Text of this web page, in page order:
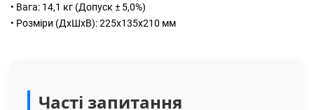
• Вага: 14,1 кг (Допуск ± 5,0%)
• Розміри (ДхШхВ): 225x135x210 мм
Часті запитання